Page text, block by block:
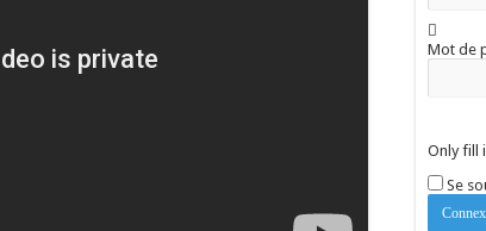
Mot de
Only fill
Se